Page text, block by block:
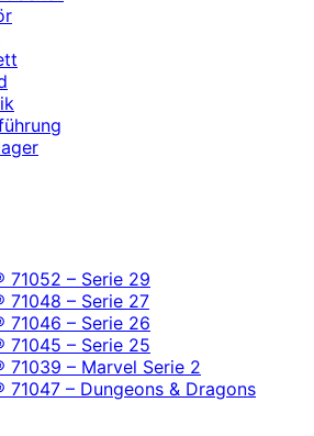
71052 – Serie 29
71048 – Serie 27
71046 – Serie 26
71045 – Serie 25
71039 – Marvel Serie 2
71047 – Dungeons & Dragons